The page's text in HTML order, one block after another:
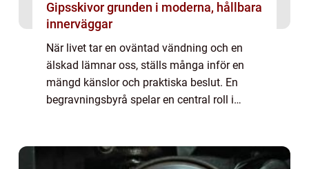
Gipsskivor grunden i moderna, hållbara
innerväggar
När livet tar en oväntad vändning och en
älskad lämnar oss, ställs många inför en
mängd känslor och praktiska beslut. En
begravningsbyrå spelar en central roll i